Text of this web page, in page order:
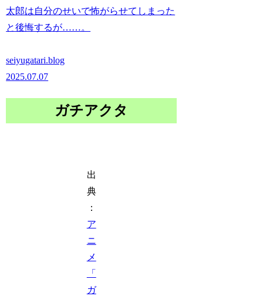
太郎は自分のせいで怖がらせてしまった
と後悔するが……。
seiyugatari.blog
2025.07.07
ガチアクタ
出
典
：
ア
ニ
メ
「
ガ